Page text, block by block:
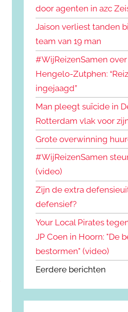
door agenten in azc
Jaison verliest tanden
team van 19 man
#WijReizenSamen
Hengelo-Zutphen:
ingejaagd”
Man pleegt suïcide in
Rotterdam vlak voor
Grote overwinning
#WijReizenSamen
(video)
Zijn de extra
defensief?
Your Local Pirates
JP Coen in Hoorn: "De
bestormen" (video)
Eerdere berichten